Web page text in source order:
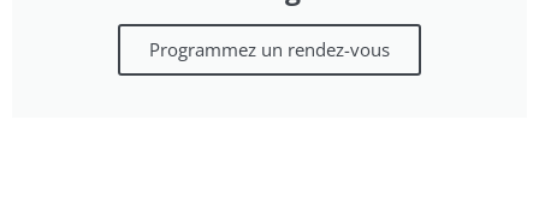
Programmez un rendez-vous